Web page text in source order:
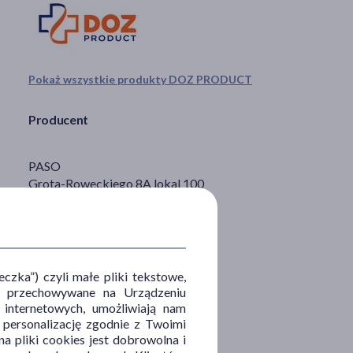
Pokaż wszystkie produkty DOZ PRODUCT
Producent
PASO
Grota-Roweckiego 8A lokal 100
DOZ S.A.
Al. Jerozolimskie 134
02-352 Warszawa
czyli małe pliki tekstowe,
na Urządzeniu
umożliwiają nam
zgodnie z Twoimi
pliki cookies jest dobrowolna i